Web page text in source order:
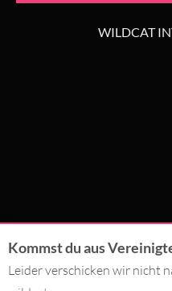
WILDCAT
Kommst du aus
Leider verschicken wir nicht